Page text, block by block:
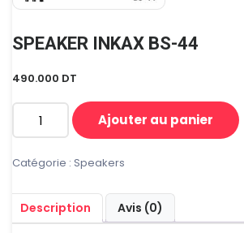
SPEAKER INKAX BS-44
490.000 DT
quantité
SPEAKER
BS-
44
Ajouter au panier
Catégorie : Speakers
Description Avis (0)